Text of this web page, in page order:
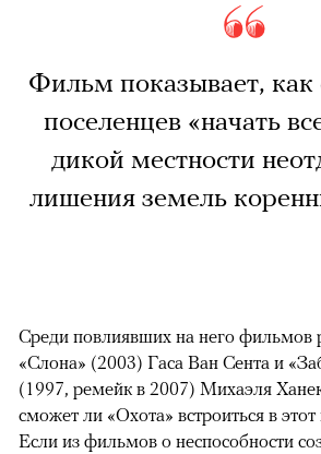
Фильм показывает, как
поселенцев «начать
дикой местности
лишения земель
Среди повлиявших на него фильмов
«Слона» (2003) Гаса Ван Сента и
(1997, ремейк в 2007) Михаэля
сможет ли «Охота» встроиться в
Если из фильмов о неспособности